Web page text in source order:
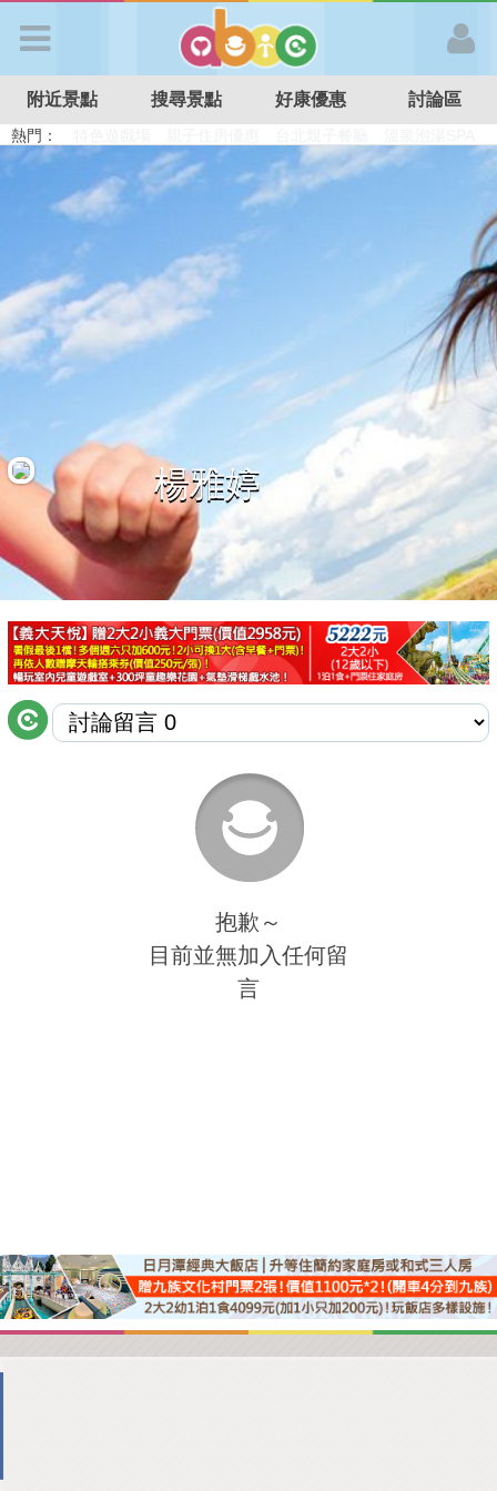
APP登入
首 頁
搜尋景點
好康優惠
最新留言
商家合作
推薦景點
討論區
聯絡我們
附近景點 搜尋景點 好康優惠 討論區
熱門：
特色遊戲場
親子住房優惠 台北親子餐廳 溫泉泡湯SPA
楊雅婷
抱歉～
目前並無加入任何留
言